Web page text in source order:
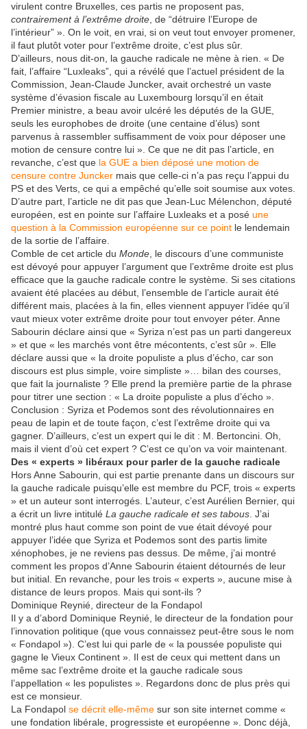
virulent contre Bruxelles, ces partis ne proposent pas,
contrairement à l’extrême droite , de “détruire l’Europe de
l’intérieur” ». On le voit, en vrai, si on veut tout envoyer promener,
il faut plutôt voter pour l’extrême droite, c’est plus sûr.
D’ailleurs, nous dit-on, la gauche radicale ne mène à rien. « De
fait, l’affaire “Luxleaks”, qui a révélé que l’actuel président de la
Commission, Jean-Claude Juncker, avait orchestré un vaste
système d’évasion fiscale au Luxembourg lorsqu’il en était
Premier ministre, a beau avoir ulcéré les députés de la GUE,
seuls les europhobes de droite (une centaine d’élus) sont
parvenus à rassembler suffisamment de voix pour déposer une
motion de censure contre lui ». Ce que ne dit pas l’article, en
revanche, c’est que la GUE a bien déposé une motion de
censure contre Juncker mais que celle-ci n’a pas reçu l’appui du
PS et des Verts, ce qui a empêché qu’elle soit soumise aux votes.
D’autre part, l’article ne dit pas que Jean-Luc Mélenchon, député
européen, est en pointe sur l’affaire Luxleaks et a posé une
question à la Commission européenne sur ce point le lendemain
de la sortie de l’affaire.
Comble de cet article du Monde , le discours d’une communiste
est dévoyé pour appuyer l’argument que l’extrême droite est plus
efficace que la gauche radicale contre le système. Si ses citations
avaient été placées au début, l’ensemble de l’article aurait été
différent mais, placées à la fin, elles viennent appuyer l’idée qu’il
vaut mieux voter extrême droite pour tout envoyer péter. Anne
Sabourin déclare ainsi que « Syriza n’est pas un parti dangereux
» et que « les marchés vont être mécontents, c’est sûr ». Elle
déclare aussi que « la droite populiste a plus d’écho, car son
discours est plus simple, voire simpliste »… bilan des courses,
que fait la journaliste ? Elle prend la première partie de la phrase
pour titrer une section : « La droite populiste a plus d’écho ».
Conclusion : Syriza et Podemos sont des révolutionnaires en
peau de lapin et de toute façon, c’est l’extrême droite qui va
gagner. D’ailleurs, c’est un expert qui le dit : M. Bertoncini. Oh,
mais il vient d’où cet expert ? C’est ce qu’on va voir maintenant.
Des « experts » libéraux pour parler de la gauche radicale
Hors Anne Sabourin, qui est partie prenante dans un discours sur
la gauche radicale puisqu’elle est membre du PCF, trois « experts
» et un auteur sont interrogés. L’auteur, c’est Aurélien Bernier, qui
a écrit un livre intitulé La gauche radicale et ses tabous . J’ai
montré plus haut comme son point de vue était dévoyé pour
appuyer l’idée que Syriza et Podemos sont des partis limite
xénophobes, je ne reviens pas dessus. De même, j’ai montré
comment les propos d’Anne Sabourin étaient détournés de leur
but initial. En revanche, pour les trois « experts », aucune mise à
distance de leurs propos. Mais qui sont-ils ?
Dominique Reynié, directeur de la Fondapol
Il y a d’abord Dominique Reynié, le directeur de la fondation pour
l’innovation politique (que vous connaissez peut-être sous le nom
« Fondapol »). C’est lui qui parle de « la poussée populiste qui
gagne le Vieux Continent ». Il est de ceux qui mettent dans un
même sac l’extrême droite et la gauche radicale sous
l’appellation « les populistes ». Regardons donc de plus près qui
est ce monsieur.
La Fondapol se décrit elle-même sur son site internet comme «
une fondation libérale, progressiste et européenne ». Donc déjà,